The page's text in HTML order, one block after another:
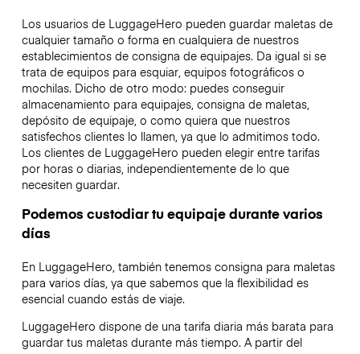
Los usuarios de LuggageHero pueden guardar maletas de
cualquier tamaño o forma en cualquiera de nuestros
establecimientos de consigna de equipajes. Da igual si se
trata de equipos para esquiar, equipos fotográficos o
mochilas. Dicho de otro modo: puedes conseguir
almacenamiento para equipajes, consigna de maletas,
depósito de equipaje, o como quiera que nuestros
satisfechos clientes lo llamen, ya que lo admitimos todo.
Los clientes de LuggageHero pueden elegir entre tarifas
por horas o diarias, independientemente de lo que
necesiten guardar.
Podemos custodiar tu equipaje durante varios
días
En LuggageHero, también tenemos consigna para maletas
para varios días, ya que sabemos que la flexibilidad es
esencial cuando estás de viaje.
LuggageHero dispone de una tarifa diaria más barata para
guardar tus maletas durante más tiempo. A partir del